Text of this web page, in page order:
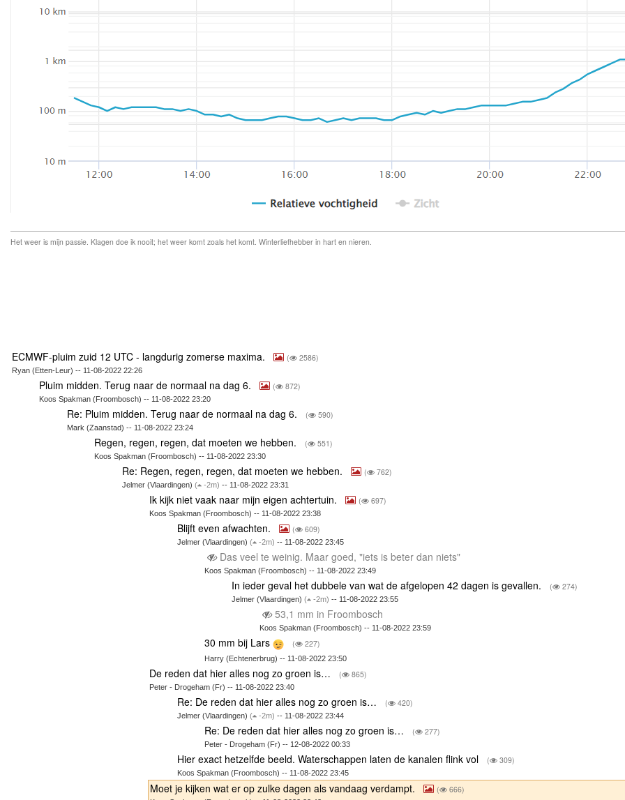
Het weer is mijn passie. Klagen doe ik nooit; het weer komt zoals het komt. Winterliefhebber in hart en nieren.
ECMWF-pluim zuid 12 UTC - langdurig zomerse maxima. ( 2586)
Ryan (Etten-Leur) -- 11-08-2022 22:26
Pluim midden. Terug naar de normaal na dag 6. ( 872)
Koos Spakman (Froombosch) -- 11-08-2022 23:20
Re: Pluim midden. Terug naar de normaal na dag 6. ( 590)
Mark (Zaanstad) -- 11-08-2022 23:24
Regen, regen, regen, dat moeten we hebben. ( 551)
Koos Spakman (Froombosch) -- 11-08-2022 23:30
Re: Regen, regen, regen, dat moeten we hebben. ( 762)
Jelmer (Vlaardingen) ( -2m) -- 11-08-2022 23:31
Ik kijk niet vaak naar mijn eigen achtertuin. ( 697)
Koos Spakman (Froombosch) -- 11-08-2022 23:38
Blijft even afwachten. ( 609)
Jelmer (Vlaardingen) ( -2m) -- 11-08-2022 23:45
Das veel te weinig. Maar goed, "iets is beter dan niets"
Koos Spakman (Froombosch) -- 11-08-2022 23:49
In ieder geval het dubbele van wat de afgelopen 42 dagen is gevallen. ( 274)
Jelmer (Vlaardingen)( -2m) -- 11-08-2022 23:55
53,1 mm in Froombosch
Koos Spakman (Froombosch) -- 11-08-2022 23:59
30 mm bij Lars ( 227)
Harry (Echtenerbrug) -- 11-08-2022 23:50
De reden dat hier alles nog zo groen is… ( 865)
Peter - Drogeham (Fr) -- 11-08-2022 23:40
Re: De reden dat hier alles nog zo groen is… ( 420)
Jelmer (Vlaardingen) ( -2m) -- 11-08-2022 23:44
Re: De reden dat hier alles nog zo groen is… ( 277)
Peter - Drogeham (Fr) -- 12-08-2022 00:33
Hier exact hetzelfde beeld. Waterschappen laten de kanalen flink vol ( 309)
Koos Spakman (Froombosch) -- 11-08-2022 23:45
Moet je kijken wat er op zulke dagen als vandaag verdampt. ( 666)